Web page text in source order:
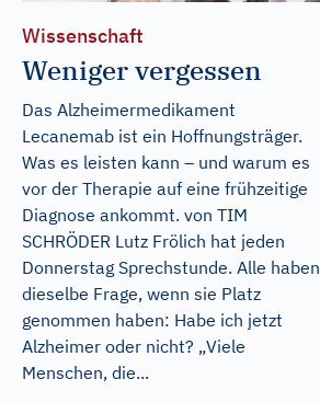
Wissenschaft
Weniger vergessen
Das Alzheimermedikament
Lecanemab ist ein Hoffnungsträger.
Was es leisten kann – und warum es
vor der Therapie auf eine frühzeitige
Diagnose ankommt. von TIM
SCHRÖDER Lutz Frölich hat jeden
Donnerstag Sprechstunde. Alle haben
dieselbe Frage, wenn sie Platz
genommen haben: Habe ich jetzt
Alzheimer oder nicht? „Viele
Menschen, die...